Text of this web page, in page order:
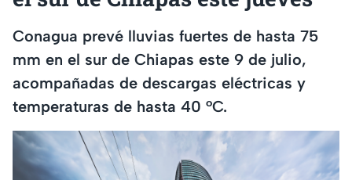
Conagua prevé lluvias fuertes de hasta 75
mm en el sur de Chiapas este 9 de julio,
acompañadas de descargas eléctricas y
temperaturas de hasta 40 °C.